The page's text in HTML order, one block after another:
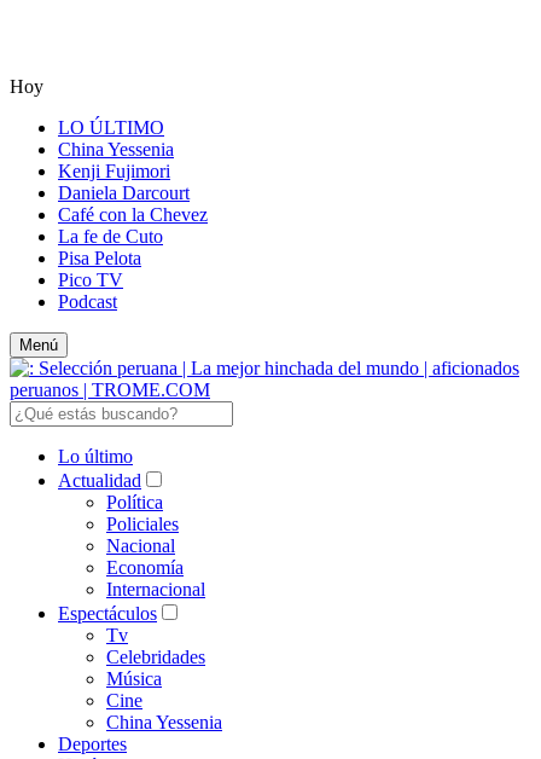
Hoy
LO ÚLTIMO
China Yessenia
Kenji Fujimori
Daniela Darcourt
Café con la Chevez
La fe de Cuto
Pisa Pelota
Pico TV
Podcast
Menú
Lo último
Actualidad
Política
Policiales
Nacional
Economía
Internacional
Espectáculos
Tv
Celebridades
Música
Cine
China Yessenia
Deportes